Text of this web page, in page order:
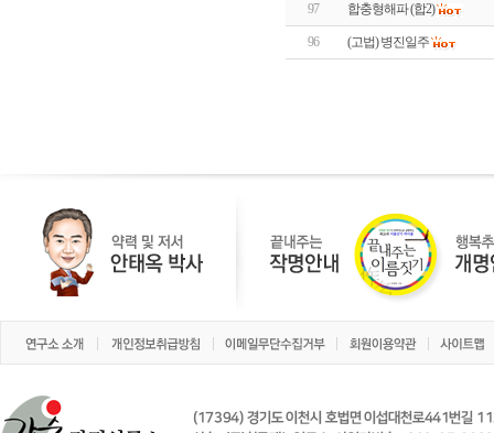
97 합충형해파 (합2)
96 (고법) 병진일주